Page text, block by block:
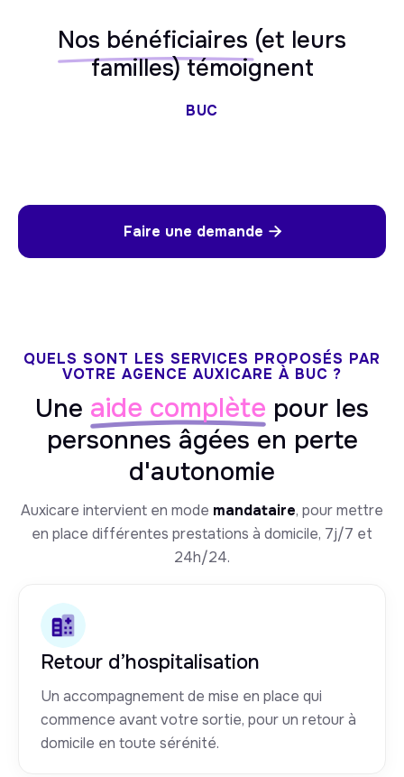
Nos bénéficiaires (et leurs
familles) témoignent
BUC
Faire une demande 
QUELS SONT LES SERVICES PROPOSÉS PAR
VOTRE AGENCE AUXICARE À BUC ?
Une aide complète pour les
personnes âgées en perte
d'autonomie
Auxicare intervient en mode mandataire, pour mettre
en place différentes prestations à domicile, 7j/7 et
24h/24.
Retour d’hospitalisation
Un accompagnement de mise en place qui
commence avant votre sortie, pour un retour à
domicile en toute sérénité.